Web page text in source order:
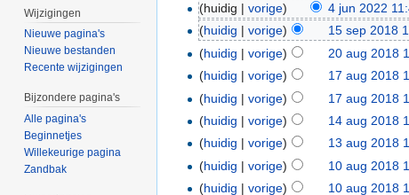
(huidig |vorige) 4 jun 2022
(huidig |vorige) 15 sep 2018
(huidig |vorige) 20 aug 2018
(huidig |vorige) 17 aug 2018
(huidig |vorige) 17 aug 2018
(huidig |vorige) 14 aug 2018
(huidig |vorige) 13 aug 2018
(huidig |vorige) 10 aug 2018
(huidig |vorige) 10 aug 2018
Wijzigingen
Nieuwe pagina's
Nieuwe bestanden
Recente wijzigingen
Bijzondere pagina's
Alle pagina's
Beginnetjes
Willekeurige pagina
Zandbak